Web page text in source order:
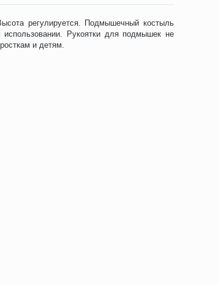
регулируется. Подмышечный костыль
Рукоятки для подмышек не
и детям.